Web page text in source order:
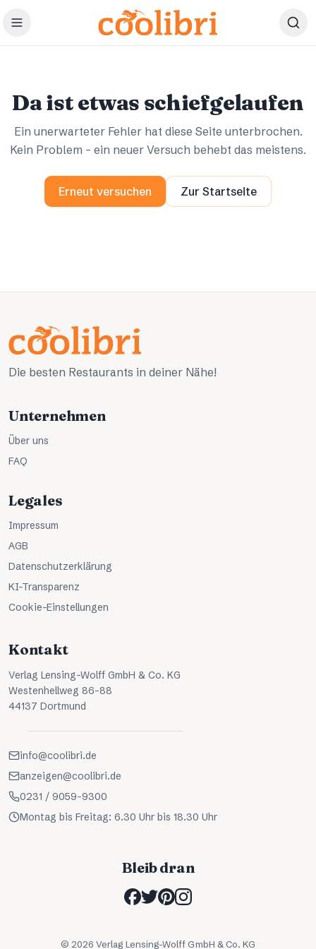
Zum Hauptinhalt springen
Da ist etwas schiefgelaufen
Ein unerwarteter Fehler hat diese Seite unterbrochen.
Kein Problem – ein neuer Versuch behebt das meistens.
Erneut versuchen Zur Startseite
Die besten Restaurants in deiner Nähe!
Unternehmen
Über uns
FAQ
Legales
Impressum
AGB
Datenschutzerklärung
KI-Transparenz
Cookie-Einstellungen
Kontakt
Verlag Lensing-Wolff GmbH & Co. KG
Westenhellweg 86-88
44137 Dortmund
info@coolibri.de
anzeigen@coolibri.de
0231 / 9059-9300
Montag bis Freitag: 6.30 Uhr bis 18.30 Uhr
Bleib dran
© 2026 Verlag Lensing-Wolff GmbH & Co. KG